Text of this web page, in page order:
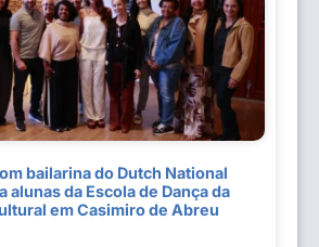
bailarina do Dutch National
alunas da Escola de Dança da
em Casimiro de Abreu